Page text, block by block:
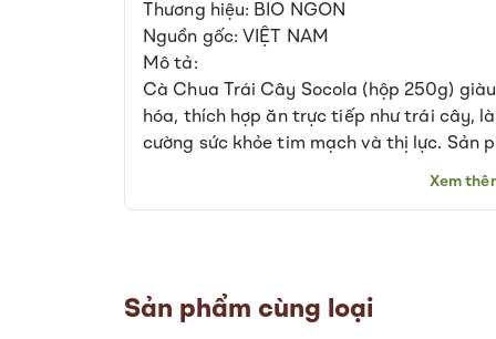
the
images
gallery
Thương hiệu: BIO NGON
Nguồn gốc: VIỆT NAM
Mô tả:
Cà Chua Trái Cây Socola (hộp 250g)
hóa, thích hợp ăn trực tiếp như trái cây,
cường sức khỏe tim mạch và thị lực. Sản
hoặc dùng kèm bữa ăn hằng ngày. Quy
mát, dùng sớm sau khi mở bao bì hoặc sơ
Xem
Sản phẩm cùng loại